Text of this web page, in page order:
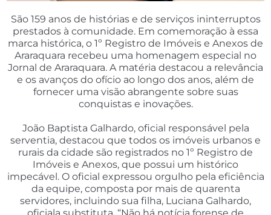
São 159 anos de histórias e de serviços ininterruptos
prestados à comunidade. Em comemoração à essa
marca histórica, o 1º Registro de Imóveis e Anexos de
Araraquara recebeu uma homenagem especial no
Jornal de Araraquara. A matéria destacou a relevância
e os avanços do ofício ao longo dos anos, além de
fornecer uma visão abrangente sobre suas
conquistas e inovações.
João Baptista Galhardo, oficial responsável pela
serventia, destacou que todos os imóveis urbanos e
rurais da cidade são registrados no 1º Registro de
Imóveis e Anexos, que possui um histórico
impecável. O oficial expressou orgulho pela eficiência
da equipe, composta por mais de quarenta
servidores, incluindo sua filha, Luciana Galhardo,